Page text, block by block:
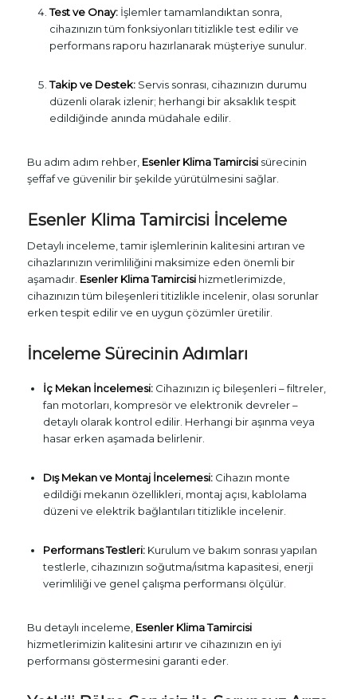
Test ve Onay:İşlemler tamamlandıktan sonra,
cihazınızın tüm fonksiyonları titizlikle test edilir ve
performans raporu hazırlanarak müşteriye sunulur.
Takip ve Destek:Servis sonrası, cihazınızın durumu
düzenli olarak izlenir; herhangi bir aksaklık tespit
edildiğinde anında müdahale edilir.
Bu adım adım rehber, Esenler Klima Tamircisisürecinin
şeffaf ve güvenilir bir şekilde yürütülmesini sağlar.
Esenler Klima Tamircisi İnceleme
Detaylı inceleme, tamir işlemlerinin kalitesini artıran ve
cihazlarınızın verimliliğini maksimize eden önemli bir
aşamadır. Esenler Klima Tamircisihizmetlerimizde,
cihazınızın tüm bileşenleri titizlikle incelenir, olası sorunlar
erken tespit edilir ve en uygun çözümler üretilir.
İnceleme Sürecinin Adımları
İç Mekan İncelemesi:Cihazınızın iç bileşenleri – filtreler,
fan motorları, kompresör ve elektronik devreler –
detaylı olarak kontrol edilir. Herhangi bir aşınma veya
hasar erken aşamada belirlenir.
Dış Mekan ve Montaj İncelemesi:Cihazın monte
edildiği mekanın özellikleri, montaj açısı, kablolama
düzeni ve elektrik bağlantıları titizlikle incelenir.
Performans Testleri:Kurulum ve bakım sonrası yapılan
testlerle, cihazınızın soğutma/ısıtma kapasitesi, enerji
verimliliği ve genel çalışma performansı ölçülür.
Bu detaylı inceleme, Esenler Klima Tamircisi
hizmetlerimizin kalitesini artırır ve cihazınızın en iyi
performansı göstermesini garanti eder.